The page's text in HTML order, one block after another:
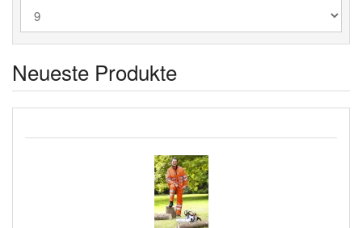
Neueste Produkte